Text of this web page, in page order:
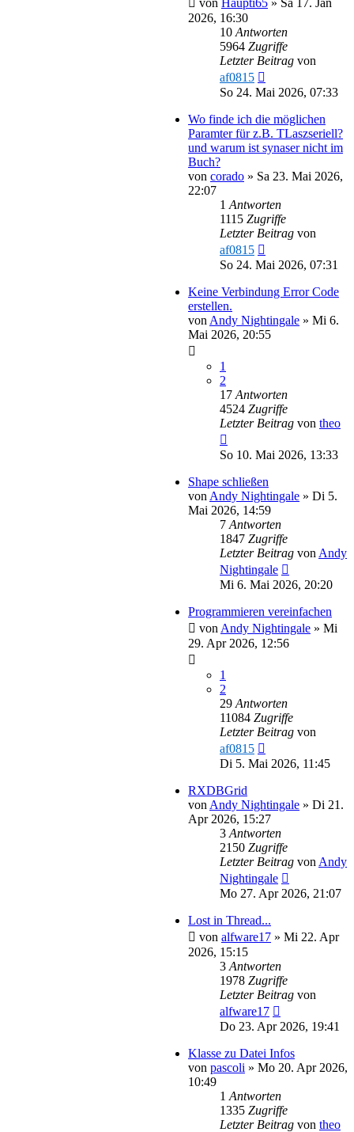
2026, 16:30
10 Antworten
5964 Zugriffe
Letzter Beitrag von
af0815
So 24. Mai 2026, 07:33
Wo finde ich die möglichen
Paramter für z.B. TLaszseriell?
und warum ist synaser nicht im
Buch?
von corado » Sa 23. Mai 2026,
22:07
1 Antworten
1115 Zugriffe
Letzter Beitrag von
af0815
So 24. Mai 2026, 07:31
Keine Verbindung Error Code
erstellen.
von Andy Nightingale » Mi 6.
Mai 2026, 20:55
1
2
17 Antworten
4524 Zugriffe
Letzter Beitrag von theo
So 10. Mai 2026, 13:33
Shape schließen
von Andy Nightingale » Di 5.
Mai 2026, 14:59
7 Antworten
1847 Zugriffe
Letzter Beitrag von Andy
Nightingale
Mi 6. Mai 2026, 20:20
Programmieren vereinfachen
von Andy Nightingale » Mi
29. Apr 2026, 12:56
1
2
29 Antworten
11084 Zugriffe
Letzter Beitrag von
af0815
Di 5. Mai 2026, 11:45
RXDBGrid
von Andy Nightingale » Di 21.
Apr 2026, 15:27
3 Antworten
2150 Zugriffe
Letzter Beitrag von Andy
Nightingale
Mo 27. Apr 2026, 21:07
Lost in Thread...
von alfware17 » Mi 22. Apr
2026, 15:15
3 Antworten
1978 Zugriffe
Letzter Beitrag von
alfware17
Do 23. Apr 2026, 19:41
Klasse zu Datei Infos
von pascoli » Mo 20. Apr 2026,
10:49
1 Antworten
1335 Zugriffe
Letzter Beitrag von theo